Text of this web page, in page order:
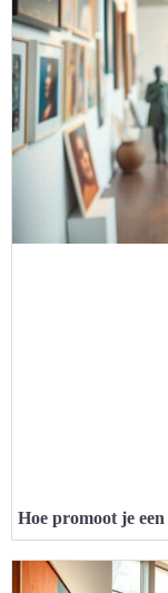
Hoe promoot je